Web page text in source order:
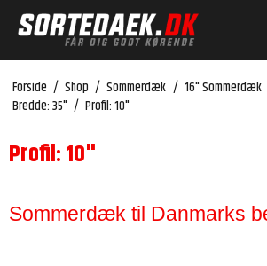
Forside / Shop / Sommerdæk / 16" Sommerdæk
Bredde: 35" / Profil: 10"
Profil: 10"
Sommerdæk til Danmarks